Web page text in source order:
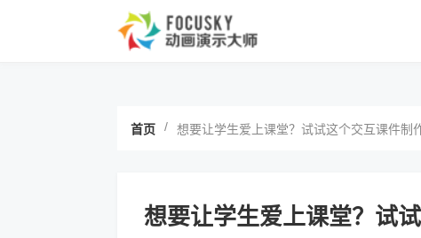
首页 / 想要让学生爱上课堂？试试这个交互课件制
想要让学生爱上课堂？试